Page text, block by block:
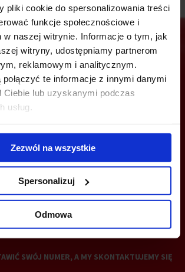
pliki cookie do spersonalizowania treści
funkcje społecznościowe i
w naszej witrynie. Informacje o tym, jak
witryny, udostępniamy partnerom
reklamowym i analitycznym.
te informacje z innymi danymi
Ciebie lub uzyskanymi podczas
usług.
Zezwól na wszystkie
Spersonalizuj
Odmowa
tą ofertą?
33
SWÓJ NUMER, A MY SKONTAKTUJEMY SIĘ